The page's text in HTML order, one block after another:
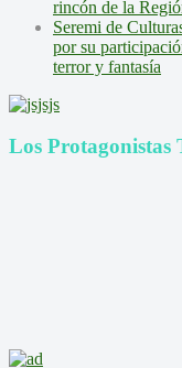
rincón de la
Seremi de
por su
terror y fantasía
Los Protagonistas